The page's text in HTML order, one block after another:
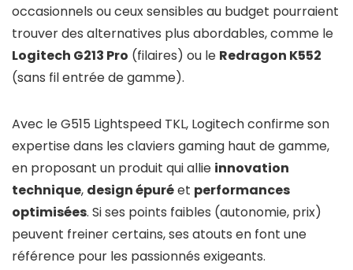
occasionnels ou ceux sensibles au budget pourraient
trouver des alternatives plus abordables, comme le
Logitech G213 Pro (filaires) ou le Redragon K552
(sans fil entrée de gamme).
Avec le G515 Lightspeed TKL, Logitech confirme son
expertise dans les claviers gaming haut de gamme,
en proposant un produit qui allie innovation
technique, design épuréet performances
optimisées. Si ses points faibles (autonomie, prix)
peuvent freiner certains, ses atouts en font une
référence pour les passionnés exigeants.